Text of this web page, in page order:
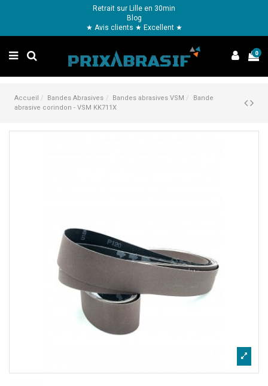
Retrait sur Lille en 30min
Blog
★ Avis clients ★ Excellent ★
0
Accueil Bandes Abrasives Bandes abrasives VSM
Bande
abrasive corindon - VSM KK711X